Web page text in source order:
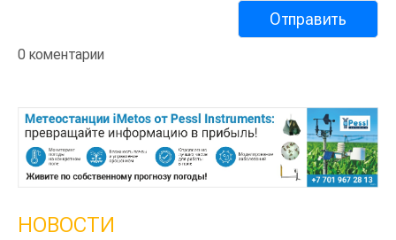
0 коментарии
НОВОСТИ